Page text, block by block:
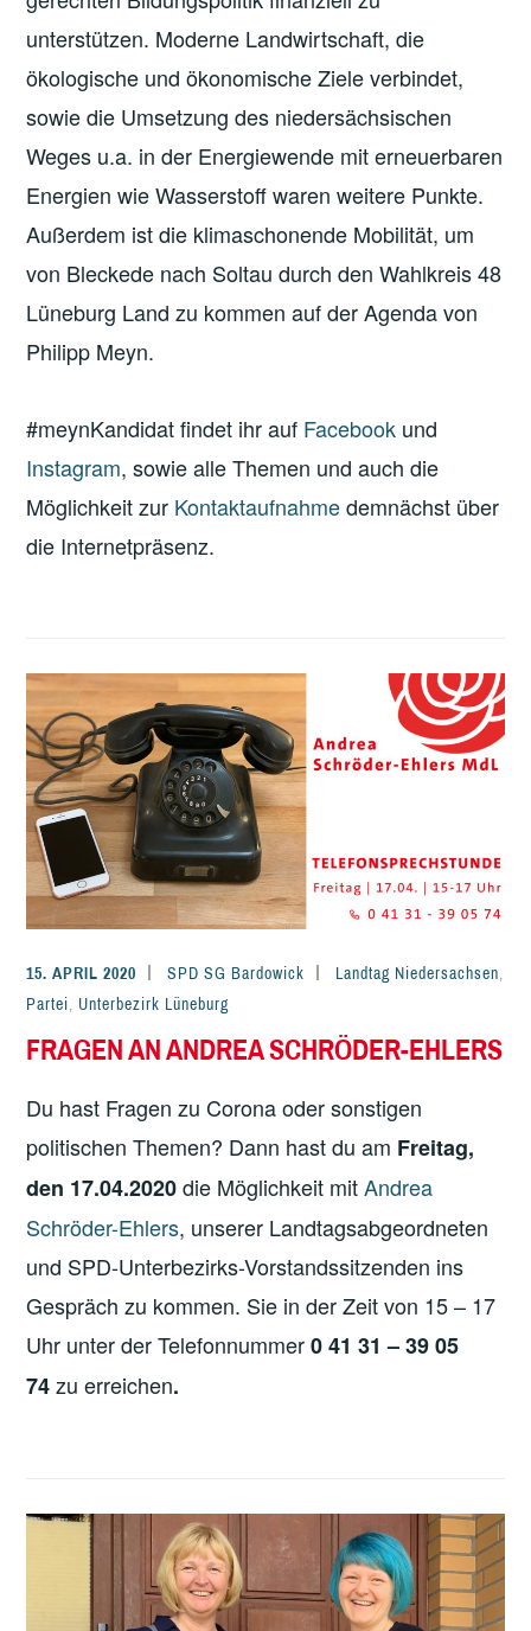
unterstützen. Moderne Landwirtschaft, die
ökologische und ökonomische Ziele verbindet,
sowie die Umsetzung des niedersächsischen
Weges u.a. in der Energiewende mit erneuerbaren
Energien wie Wasserstoff waren weitere Punkte.
Außerdem ist die klimaschonende Mobilität, um
von Bleckede nach Soltau durch den Wahlkreis 48
Lüneburg Land zu kommen auf der Agenda von
Philipp Meyn.
#meynKandidat findet ihr auf Facebook und
Instagram, sowie alle Themen und auch die
Möglichkeit zur Kontaktaufnahmedemnächst über
die Internetpräsenz.
15. APRIL 2020 SPD SG Bardowick Landtag Niedersachsen
Partei Unterbezirk Lüneburg
FRAGEN AN ANDREA SCHRÖDER-EHLERS
Du hast Fragen zu Corona oder sonstigen
politischen Themen? Dann hast du am Freitag,
den 17.04.2020die Möglichkeit mitAndrea
Schröder-Ehlers, unserer Landtagsabgeordneten
und SPD-Unterbezirks-Vorstandssitzenden ins
Gespräch zu kommen. Sie in der Zeit von 15 – 17
Uhr unter der Telefonnummer0 41 31 – 39 05
74zu erreichen.